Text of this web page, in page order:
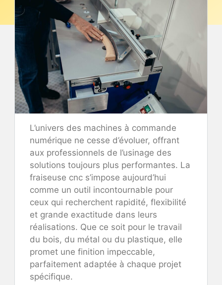
L’univers des machines à commande
numérique ne cesse d’évoluer, offrant
aux professionnels de l’usinage des
solutions toujours plus performantes. La
fraiseuse cnc s’impose aujourd’hui
comme un outil incontournable pour
ceux qui recherchent rapidité, flexibilité
et grande exactitude dans leurs
réalisations. Que ce soit pour le travail
du bois, du métal ou du plastique, elle
promet une finition impeccable,
parfaitement adaptée à chaque projet
spécifique.